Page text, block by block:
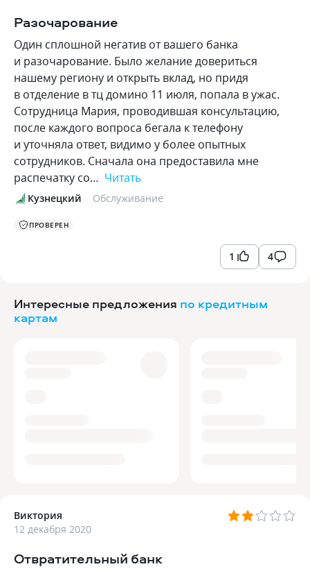
Разочарование
Один сплошной негатив от вашего банка
и разочарование. Было желание довериться
нашему региону и открыть вклад, но придя
в отделение в тц домино 11 июля, попала в ужас.
Сотрудница Мария, проводившая консультацию,
после каждого вопроса бегала к телефону
и уточняла ответ, видимо у более опытных
сотрудников. Сначала она предоставила мне
распечатку со… Читать
Кузнецкий Обслуживание
ПРОВЕРЕН
1 4
Интересные предложения по кредитным
картам
Виктория
12 декабря 2020
Отвратительный банк